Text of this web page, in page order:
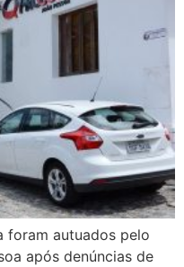
foram autuados pelo
após denúncias de